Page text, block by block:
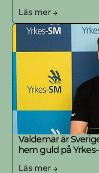
Läs mer
Valdemar är
hem guld på
Läs mer